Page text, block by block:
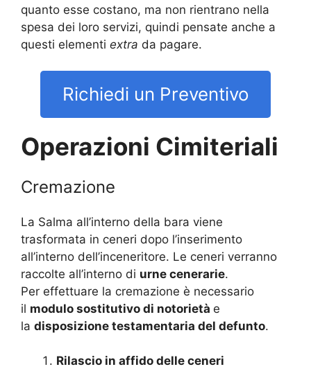
quanto esse costano, ma non rientrano nella
spesa dei loro servizi, quindi pensate anche a
questi elementi extra da pagare.
Richiedi un Preventivo
Operazioni Cimiteriali
Cremazione
La Salma all’interno della bara viene
trasformata in ceneri dopo l’inserimento
all’interno dell’inceneritore. Le ceneri verranno
raccolte all’interno di urne cenerarie.
Per effettuare la cremazione è necessario
il modulo sostitutivo di notorietà e
la disposizione testamentaria del defunto.
Rilascio in affido delle ceneri